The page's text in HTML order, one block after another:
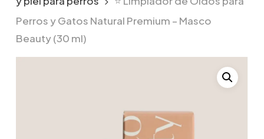
Perros y Gatos Natural Premium – Masco
Beauty (30 ml)